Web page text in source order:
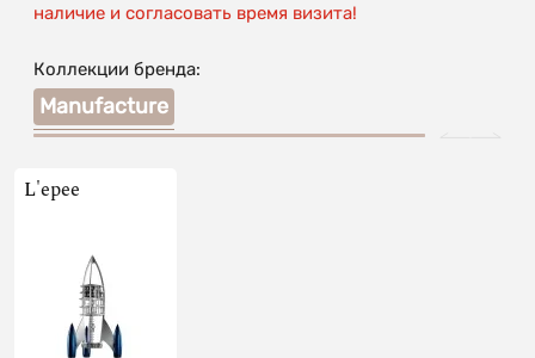
наличие и согласовать время визита!
Коллекции бренда:
Manufacture
L'epee